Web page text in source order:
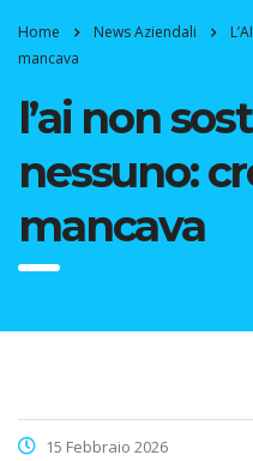
Home News Aziendali
mancava
l’ai non
nessuno:
mancava
15 Febbraio 2026